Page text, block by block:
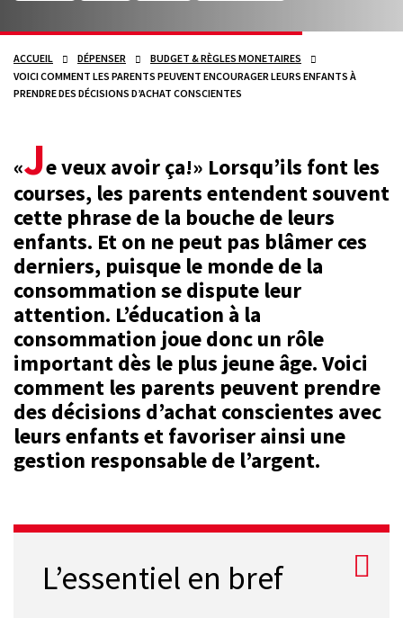
ACCUEIL DÉPENSER
BUDGET & RÈGLES MONETAIRES
VOICI COMMENT LES PARENTS PEUVENT ENCOURAGER LEURS ENFANTS À
PRENDRE DES DÉCISIONS D’ACHAT CONSCIENTES
«Je veux avoir ça!» Lorsqu’ils font les
courses, les parents entendent souvent
cette phrase de la bouche de leurs
enfants. Et on ne peut pas blâmer ces
derniers, puisque le monde de la
consommation se dispute leur
attention. L’éducation à la
consommation joue donc un rôle
important dès le plus jeune âge. Voici
comment les parents peuvent prendre
des décisions d’achat conscientes avec
leurs enfants et favoriser ainsi une
gestion responsable de l’argent.
L’essentiel en bref